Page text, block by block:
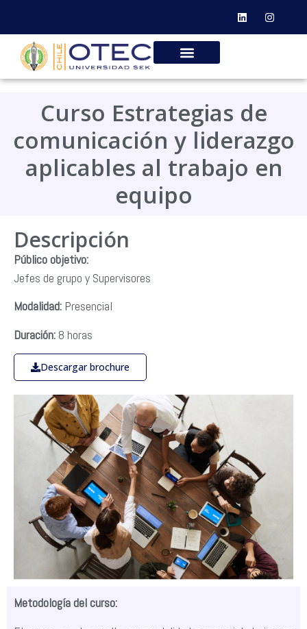
Curso Estrategias de
comunicación y liderazgo
aplicables al trabajo en
equipo
Descripción
Público objetivo:
Jefes de grupo y Supervisores
Modalidad: Presencial
Duración: 8 horas
Descargar brochure
Metodología del curso: